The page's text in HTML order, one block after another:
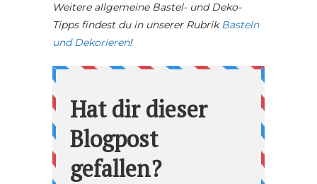
Weitere allgemeine Bastel- und Deko-
Tipps findest du in unserer RubrikBasteln
und Dekorieren!